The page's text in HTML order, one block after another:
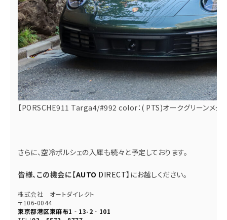
【PORSCHE911 Targa4/#992 color：( PTS)オークグリーンメタリ
さらに、空冷ポルシェの入庫も続々と予定しております。
皆様、この機会に【AUTO DIRECT】にお越しください。
株式会社 オートダイレクト
〒106-0044
東京都港区東麻布1‐13-2‐101